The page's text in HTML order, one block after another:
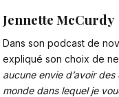
Jennette McCurdy
Dans son podcast de
expliqué son choix de
aucune envie d’avoir
monde dans lequel je